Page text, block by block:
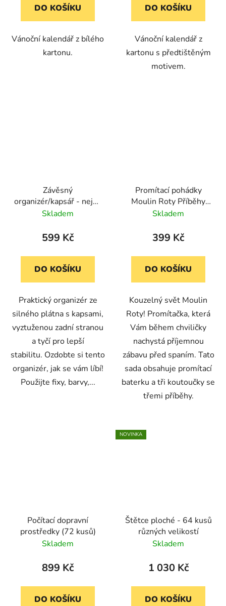
DO KOŠÍKU
Vánoční kalendář z bílého
kartonu.
DO KOŠÍKU
Vánoční kalendář z
kartonu s předtištěným
motivem.
Závěsný
organizér/kapsář - nejen
na adventní kalendář
Skladem
599 Kč
DO KOŠÍKU
Praktický organizér ze
silného plátna s kapsami,
vyztuženou zadní stranou
a tyčí pro lepší
stabilitu. Ozdobte si tento
organizér, jak se vám líbí!
Použijte fixy, barvy,...
Promítací pohádky
Moulin Roty Příběhy
Cirkus
Skladem
399 Kč
DO KOŠÍKU
Kouzelný svět Moulin
Roty! Promítačka, která
Vám během chviličky
nachystá příjemnou
zábavu před spaním. Tato
sada obsahuje promítací
baterku a tři koutoučky se
třemi příběhy.
Počítací dopravní
prostředky (72 kusů)
Skladem
899 Kč
DO KOŠÍKU
NOVINKA
Štětce ploché - 64 kusů
různých velikostí
Skladem
1 030 Kč
DO KOŠÍKU